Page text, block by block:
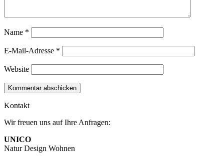
Name *
E-Mail-Adresse *
Website
Kontakt
Wir freuen uns auf Ihre Anfragen:
UNICO
Natur Design Wohnen